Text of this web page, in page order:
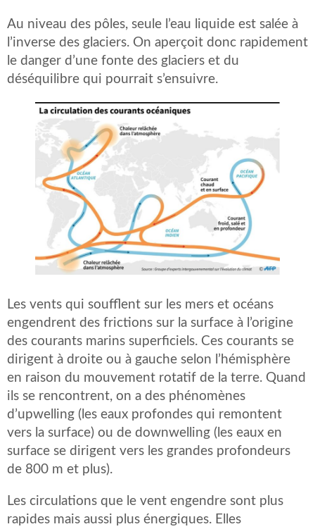
Au niveau des pôles, seule l’eau liquide est salée à
l’inverse des glaciers. On aperçoit donc rapidement
le danger d’une fonte des glaciers et du
déséquilibre qui pourrait s’ensuivre.
Les vents qui soufflent sur les mers et océans
engendrent des frictions sur la surface à l’origine
des courants marins superficiels. Ces courants se
dirigent à droite ou à gauche selon l’hémisphère
en raison du mouvement rotatif de la terre. Quand
ils se rencontrent, on a des phénomènes
d’upwelling (les eaux profondes qui remontent
vers la surface) ou de downwelling (les eaux en
surface se dirigent vers les grandes profondeurs
de 800 m et plus).
Les circulations que le vent engendre sont plus
rapides mais aussi plus énergiques. Elles